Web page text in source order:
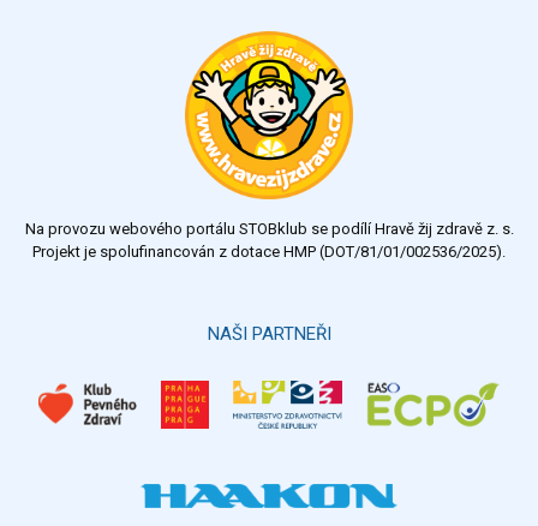
Na provozu webového portálu STOBklub se podílí Hravě žij zdravě z. s.
Projekt je spolufinancován z dotace HMP (DOT/81/01/002536/2025).
NAŠI PARTNEŘI